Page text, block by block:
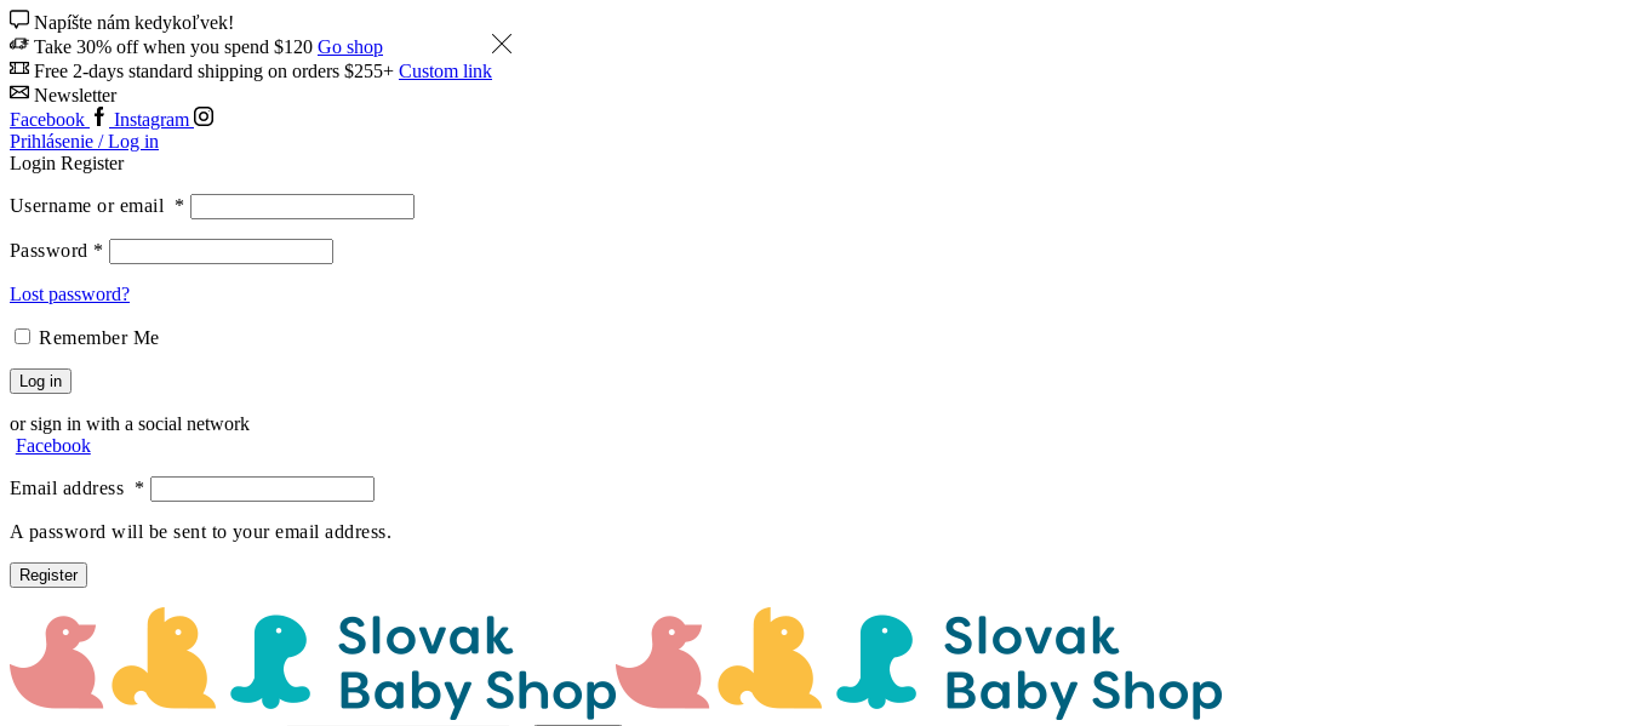
Napíšte nám kedykoľvek!
Take 30% off when you spend $120 Go shop
Free 2-days standard shipping on orders $255+ Custom link
Newsletter
Facebook
Instagram
Prihlásenie / Log in
Login Register
Username or email *
Password *
Lost password?
Remember Me
Log in
or sign in with a social network
Facebook
Email address *
A password will be sent to your email address.
Register